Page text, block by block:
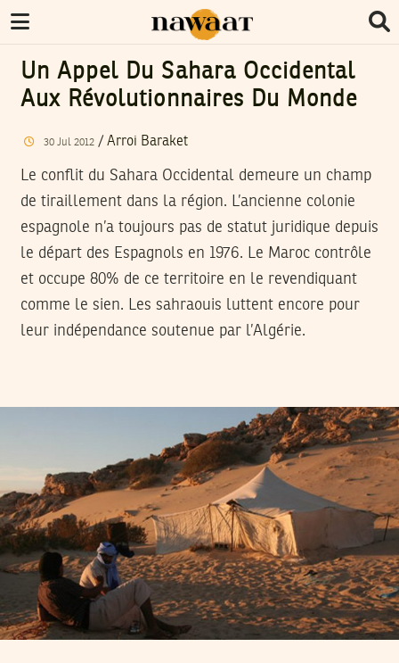
Un Appel Du Sahara Occidental
Aux Révolutionnaires Du Monde
30 Jul 2012/ Arroi Baraket
Le conflit du Sahara Occidental demeure un champ
de tiraillement dans la région. L’ancienne colonie
espagnole n’a toujours pas de statut juridique depuis
le départ des Espagnols en 1976. Le Maroc contrôle
et occupe 80% de ce territoire en le revendiquant
comme le sien. Les sahraouis luttent encore pour
leur indépendance soutenue par l’Algérie.